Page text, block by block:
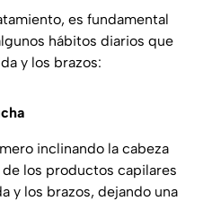
es fundamental
hábitos diarios que
y los brazos:
inclinando la cabeza
los productos capilares
y los brazos, dejando una